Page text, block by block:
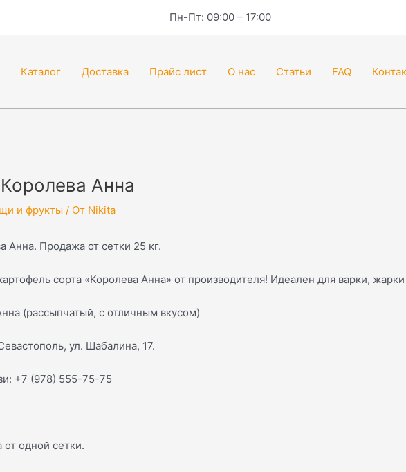
Пн-Пт: 09:00 – 17:00
Каталог Доставка Прайс лист О нас Статьи FAQ
Анна
и фрукты / От Nikita
Анна. Продажа от сетки 25 кг.
сорта «Королева Анна» от производителя! Идеален для варки,
(рассыпчатый, с отличным вкусом)
ул. Шабалина, 17.
+7 (978) 555-75-75
одной сетки.